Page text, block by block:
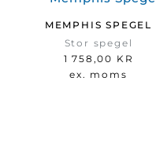
MEMPHIS SPEGEL
Stor spegel
1 758,00 KR
ex. moms